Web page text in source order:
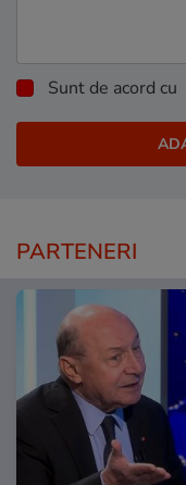
Sunt de acord cu
PARTENERI